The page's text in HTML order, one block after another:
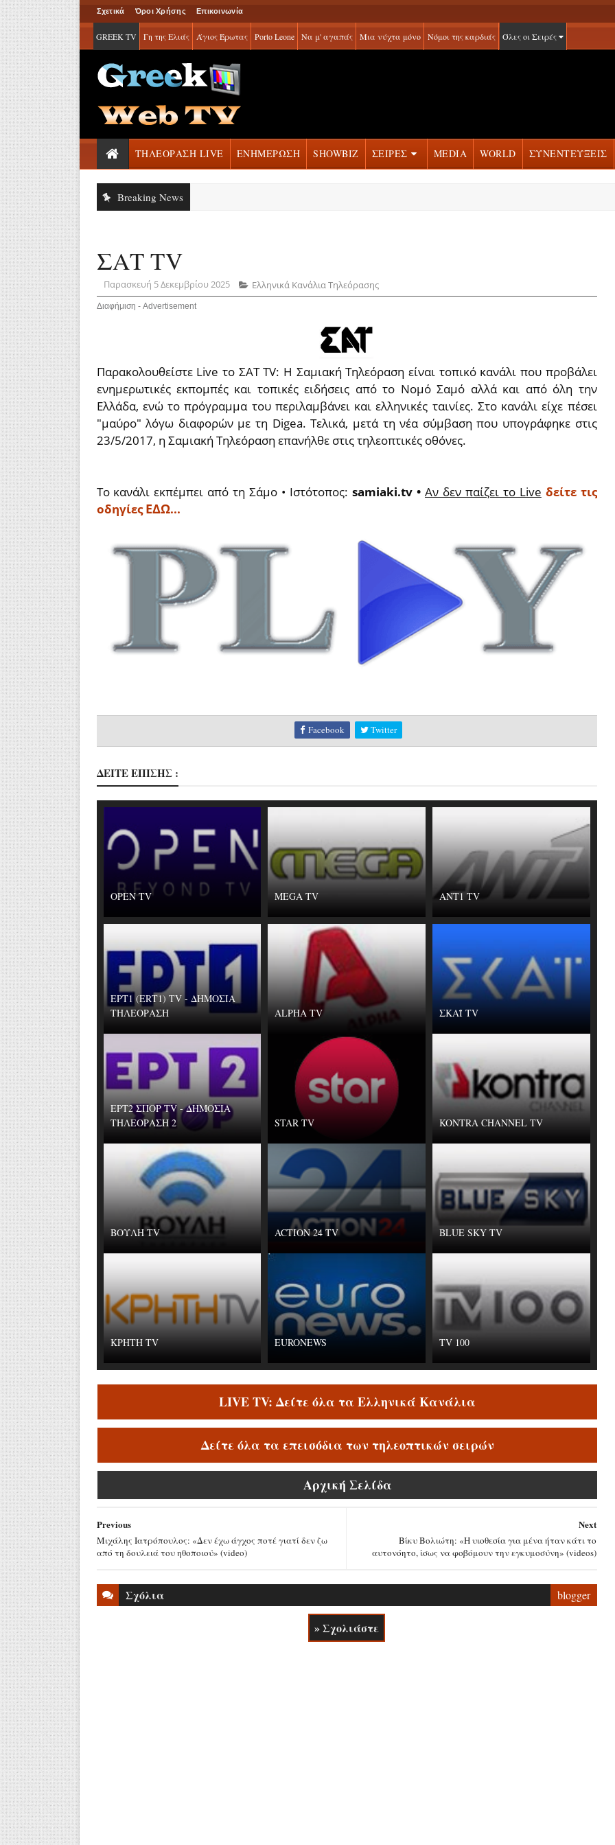
Σχετικά Όροι Χρήσης Επικοινωνία
GREEK TV Γη της Ελιάς Άγιος Έρωτας Porto Leone Να μ' αγαπάς Μια νύχτα μόνο Νόμοι της καρδιάς Όλες οι Σειρές
ΤΗΛΕΟΡΑΣΗ LIVE ΕΝΗΜΕΡΩΣΗ SHOWBIZ ΣΕΙΡΕΣ MEDIA WORLD ΣΥΝΕΝΤΕΥΞΕΙΣ
Breaking News
ΣΑΤ TV
Παρασκευή 5 Δεκεμβρίου 2025 Ελληνικά Κανάλια Τηλεόρασης
Διαφήμιση - Advertisement
Παρακολουθείστε Live το ΣΑΤ TV: Η Σαμιακή Τηλεόραση είναι τοπικό κανάλι που προβάλει
ενημερωτικές εκπομπές και τοπικές ειδήσεις από το Νομό Σαμό αλλά και από όλη την
Ελλάδα, ενώ το πρόγραμμα του περιλαμβάνει και ελληνικές ταινίες. Στο κανάλι είχε πέσει
"μαύρο" λόγω διαφορών με τη Digea. Τελικά, μετά τη νέα σύμβαση που υπογράφηκε στις
23/5/2017, η Σαμιακή Τηλεόραση επανήλθε στις τηλεοπτικές οθόνες.
Το κανάλι εκπέμπει από τη Σάμο • Ιστότοπος:samiaki.tv •Αν δεν παίζει το Live δείτε τις
οδηγίεςΕΔΩ...
Facebook Twitter
ΔΕΙΤΕ ΕΠΙΣΗΣ :
OPEN TV MEGA TV ANT1 TV
ΕΡΤ1 (ERT1) TV - ΔΗΜΟΣΙΑ
ΤΗΛΕΟΡΑΣΗ
ALPHA TV ΣΚΑΪ TV
ΕΡΤ2 ΣΠΟΡ TV - ΔΗΜΟΣΙΑ
ΤΗΛΕΟΡΑΣΗ 2
STAR TV KONTRA CHANNEL TV
ΒΟΥΛΗ TV ACTION 24 TV BLUE SKY TV
ΚΡΗΤΗ TV EURONEWS TV 100
LIVE TV: Δείτε όλα τα Ελληνικά Κανάλια
Δείτε όλα τα επεισόδια των τηλεοπτικών σειρών
Αρχική Σελίδα
Next
Βίκυ Βολιώτη: «Η υιοθεσία για μένα ήταν κάτι το
αυτονόητο, ίσως να φοβόμουν την εγκυμοσύνη» (videos)
Previous
Μιχάλης Ιατρόπουλος: «Δεν έχω άγχος ποτέ γιατί δεν ζω
από τη δουλειά του ηθοποιού» (video)
Σχόλια blogger
» Σχολιάστε